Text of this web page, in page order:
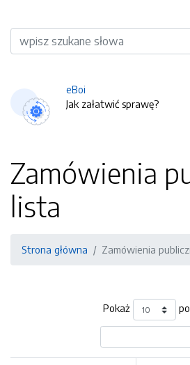
Wyszukiwarka
eBoi
Jak załatwić sprawę?
Zamówienia
lista
Strona główna Zamówienia
Pokaż